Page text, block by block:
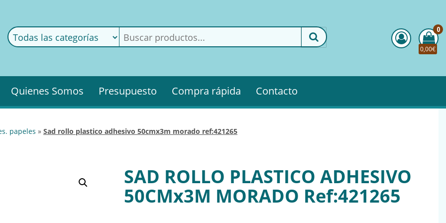
0
0,00€
Quienes Somos Presupuesto Compra rápida Contacto
papeles » sad rollo plastico adhesivo 50cmx3m morado ref:421265
SAD ROLLO PLASTICO ADHESIVO
50CMx3M MORADO Ref:421265